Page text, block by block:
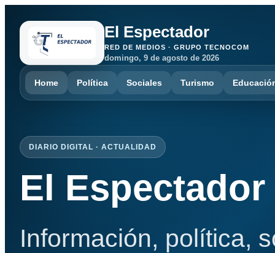
El Espectador
RED DE MEDIOS · GRUPO TECNOCOM
domingo, 9 de agosto de 2026
Home Política Sociales Turismo
DIARIO DIGITAL · ACTUALIDAD
El Espectador
Información, política,